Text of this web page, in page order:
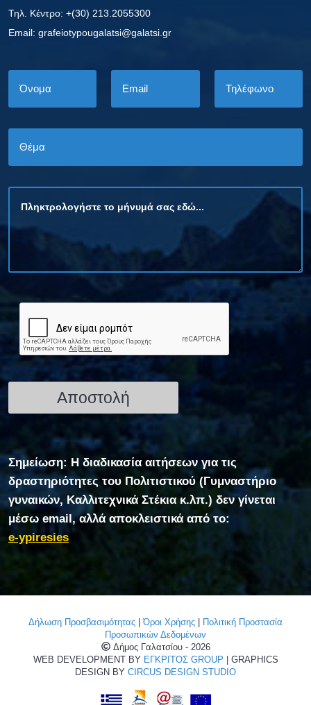
Τηλ. Κέντρο: +(30) 213.2055300
Εmail: grafeiotypougalatsi@galatsi.gr
Σημείωση: Η διαδικασία αιτήσεων για τις
δραστηριότητες του Πολιτιστικού (Γυμναστήριο
γυναικών, Καλλιτεχνικά Στέκια κ.λπ.) δεν γίνεται
μέσω email, αλλά αποκλειστικά από το:
e-ypiresies
Δήλωση Προσβασιμότητας |Όροι Χρήσης | Πολιτική Προστασία
Προσωπικών Δεδομένων
Δήμος Γαλατσίου - 2026
WEB DEVELOPMENT BY ΕΓΚΡΙΤΟΣ GROUP | GRAPHICS
DESIGN BY CIRCUS DESIGN STUDIO